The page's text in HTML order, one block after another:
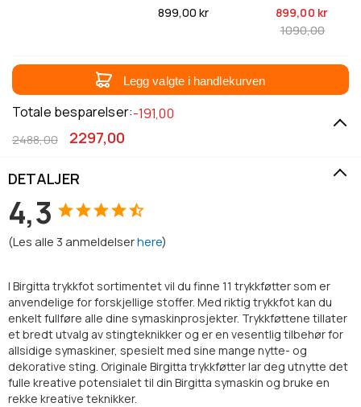
899,00 kr 899,00 kr
1090,00
Legg valgte i handlekurven
Totale besparelser:-191,00
2297,00
2488,00
DETALJER
4,3
(Les alle 3anmeldelserhere)
I Birgitta trykkfot sortimentet vil du finne 11 trykkføtter som er
anvendelige for forskjellige stoffer. Med riktig trykkfot kan du
enkelt fullføre alle dine symaskinprosjekter. Trykkføttene tillater
et bredt utvalg av stingteknikker og er en vesentlig tilbehør for
allsidige symaskiner, spesielt med sine mange nytte- og
dekorative sting. Originale Birgitta trykkføtter lar deg utnytte det
fulle kreative potensialet til din Birgitta symaskin og bruke en
rekke kreative teknikker.